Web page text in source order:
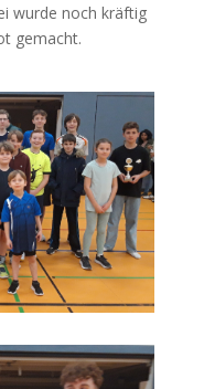
wur­de noch kräf­tig
gemacht.